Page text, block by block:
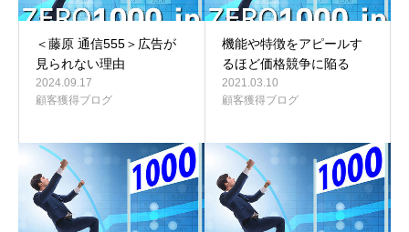
＜藤原 通信555＞広告が
見られない理由
2024.09.17
顧客獲得ブログ
機能や特徴をアピールす
るほど価格競争に陥る
2021.03.10
顧客獲得ブログ